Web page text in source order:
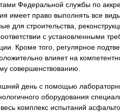
Федеральной службы по
имеет право выполнять все
для строительства,
с установленными
Кроме того, регулярное
влияет на
совершенствованию.
день с помощью
оборудования
комплекс испытаний